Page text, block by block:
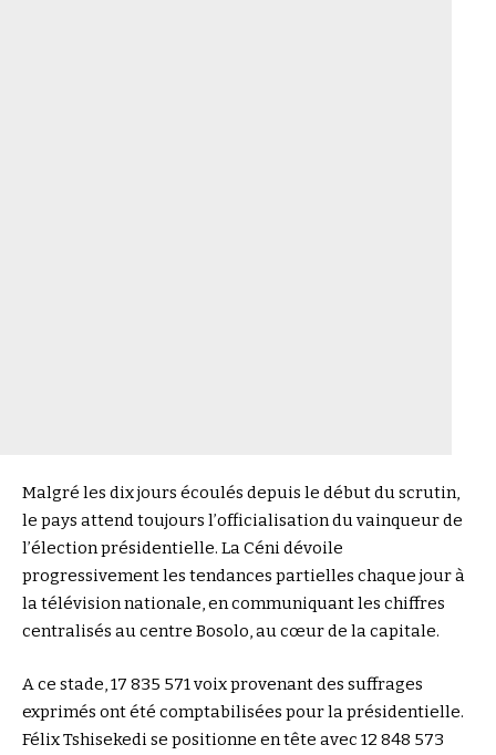
Malgré les dix jours écoulés depuis le début du scrutin,
le pays attend toujours l’officialisation du vainqueur de
l’élection présidentielle. La Céni dévoile
progressivement les tendances partielles chaque jour à
la télévision nationale, en communiquant les chiffres
centralisés au centre Bosolo, au cœur de la capitale.
A ce stade, 17 835 571 voix provenant des suffrages
exprimés ont été comptabilisées pour la présidentielle.
Félix Tshisekedi se positionne en tête avec 12 848 573